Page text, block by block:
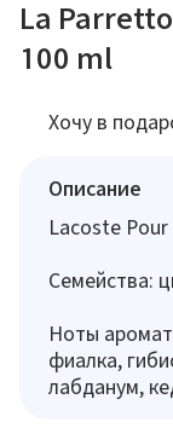
La
100 ml
Хочу в
Описание
Lacoste Pour
Семейства:
Ноты
фиалка,
лабданум,